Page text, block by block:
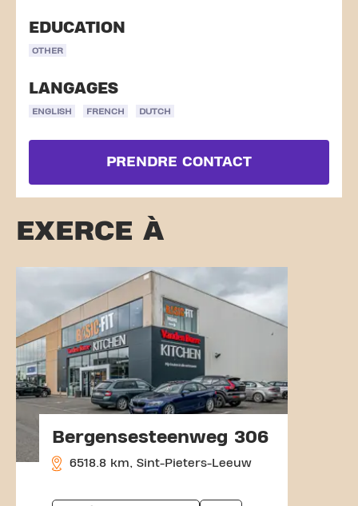
EDUCATION
OTHER
LANGAGES
ENGLISH FRENCH DUTCH
PRENDRE CONTACT
EXERCE À
Bergensesteenweg 306
6518.8 km, Sint-Pieters-Leeuw